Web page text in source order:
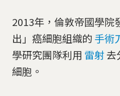
2013年，倫敦帝國學院
出」癌細胞組織的 手術
學研究團隊利用 雷射去
細胞。